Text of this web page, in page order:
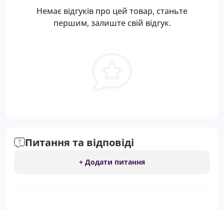
Немає відгуків про цей товар, станьте
першим, залиште свій відгук.
Питання та відповіді
+ Додати питання